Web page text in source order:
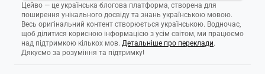
Цейво — це українська блогова платформа, створена для
поширення унікального досвіду та знань українською мовою.
Весь оригінальний контент створюється українською. Водночас,
щоб ділитися корисною інформацією з усім світом, ми працюємо
над підтримкою кількох мов. Детальніше про переклади.
Дякуємо за розуміння та підтримку!